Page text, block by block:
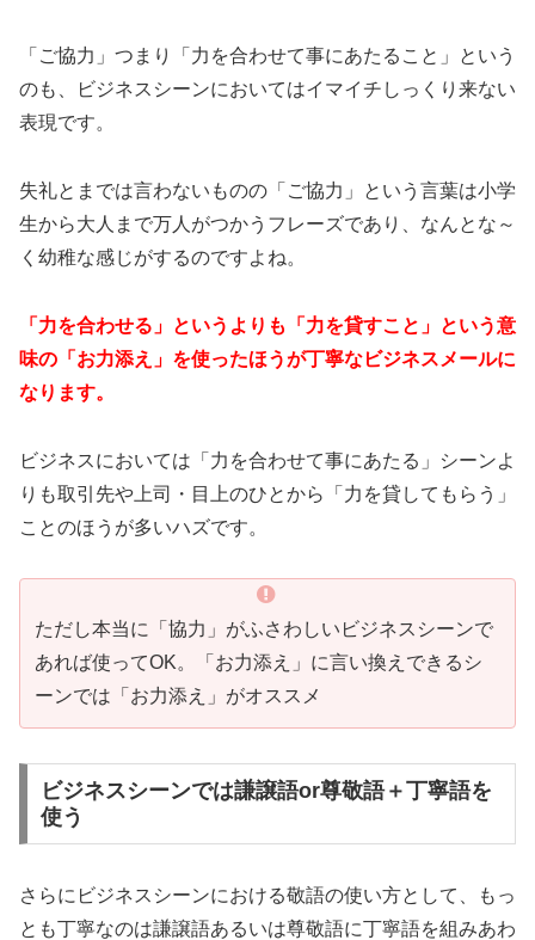
「ご協力」つまり「力を合わせて事にあたること」という
のも、ビジネスシーンにおいてはイマイチしっくり来ない
表現です。
失礼とまでは言わないものの「ご協力」という言葉は小学
生から大人まで万人がつかうフレーズであり、なんとな～
く幼稚な感じがするのですよね。
「力を合わせる」というよりも「力を貸すこと」という意
味の「お力添え」を使ったほうが丁寧なビジネスメールに
なります。
ビジネスにおいては「力を合わせて事にあたる」シーンよ
りも取引先や上司・目上のひとから「力を貸してもらう」
ことのほうが多いハズです。
ただし本当に「協力」がふさわしいビジネスシーンで
あれば使ってOK。「お力添え」に言い換えできるシ
ーンでは「お力添え」がオススメ
ビジネスシーンでは謙譲語or尊敬語＋丁寧語を
使う
さらにビジネスシーンにおける敬語の使い方として、もっ
とも丁寧なのは謙譲語あるいは尊敬語に丁寧語を組みあわ